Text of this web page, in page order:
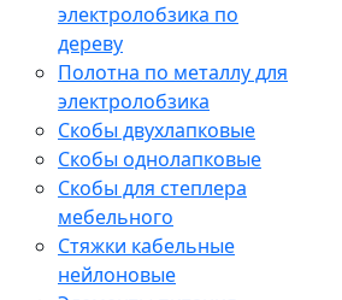
электролобзика по
дереву
Полотна по металлу для
электролобзика
Скобы двухлапковые
Скобы однолапковые
Скобы для степлера
мебельного
Стяжки кабельные
нейлоновые